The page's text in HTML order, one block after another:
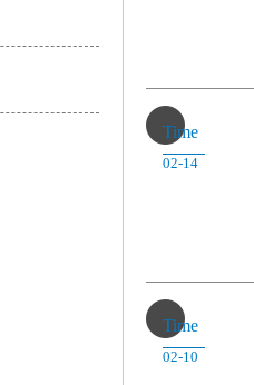
Time
02-14
Time
02-10